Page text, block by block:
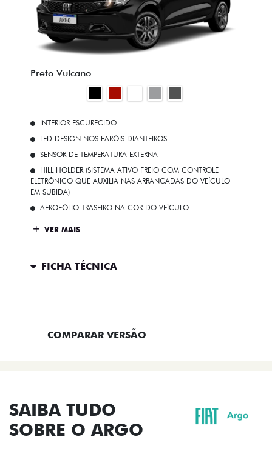
Preto Vulcano
INTERIOR ESCURECIDO
LED DESIGN NOS FARÓIS DIANTEIROS
SENSOR DE TEMPERATURA EXTERNA
HILL HOLDER (SISTEMA ATIVO FREIO COM CONTROLE
ELETRÔNICO QUE AUXILIA NAS ARRANCADAS DO VEÍCULO
EM SUBIDA)
AEROFÓLIO TRASEIRO NA COR DO VEÍCULO
VER MAIS
FICHA TÉCNICA
COMPARAR VERSÃO
SAIBA TUDO
SOBRE O ARGO